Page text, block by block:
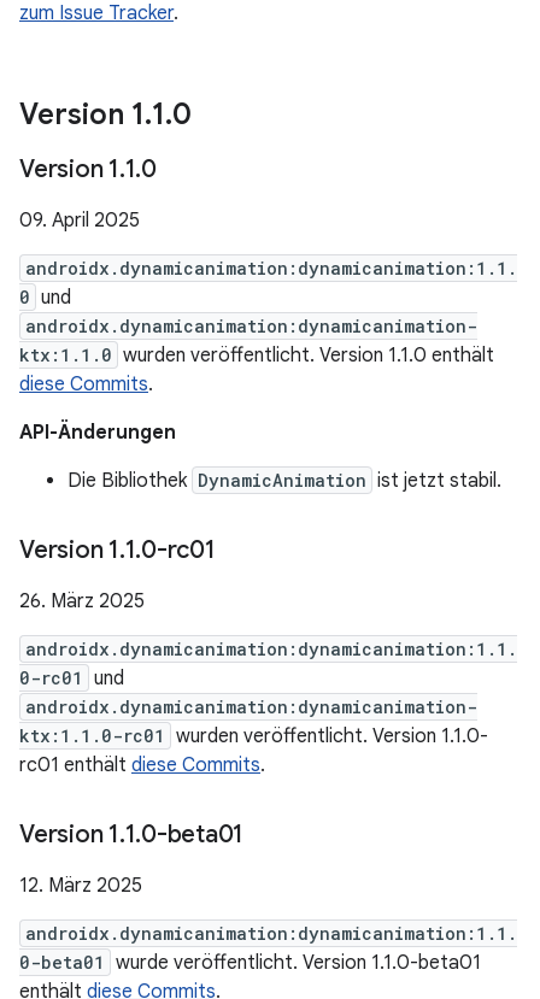
zum Issue Tracker.
Version 1.1.0
Version 1.1.0
09. April 2025
androidx.dynamicanimation:dynamicanimation:1.1.
0 und
androidx.dynamicanimation:dynamicanimation-
ktx:1.1.0 wurden veröffentlicht. Version 1.1.0 enthält
diese Commits.
API-Änderungen
Die Bibliothek DynamicAnimation ist jetzt stabil.
Version 1.1.0-rc01
26. März 2025
androidx.dynamicanimation:dynamicanimation:1.1.
0-rc01
und
androidx.dynamicanimation:dynamicanimation-
ktx:1.1.0-rc01
wurden veröffentlicht. Version 1.1.0-
rc01 enthält diese Commits.
Version 1.1.0-beta01
12. März 2025
androidx.dynamicanimation:dynamicanimation:1.1.
0-beta01
wurde veröffentlicht. Version 1.1.0-beta01
enthält diese Commits.